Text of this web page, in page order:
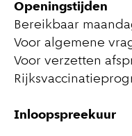
Openingstijden
Bereikbaar
Voor algemene
Voor verzetten
Inloopspreekuur